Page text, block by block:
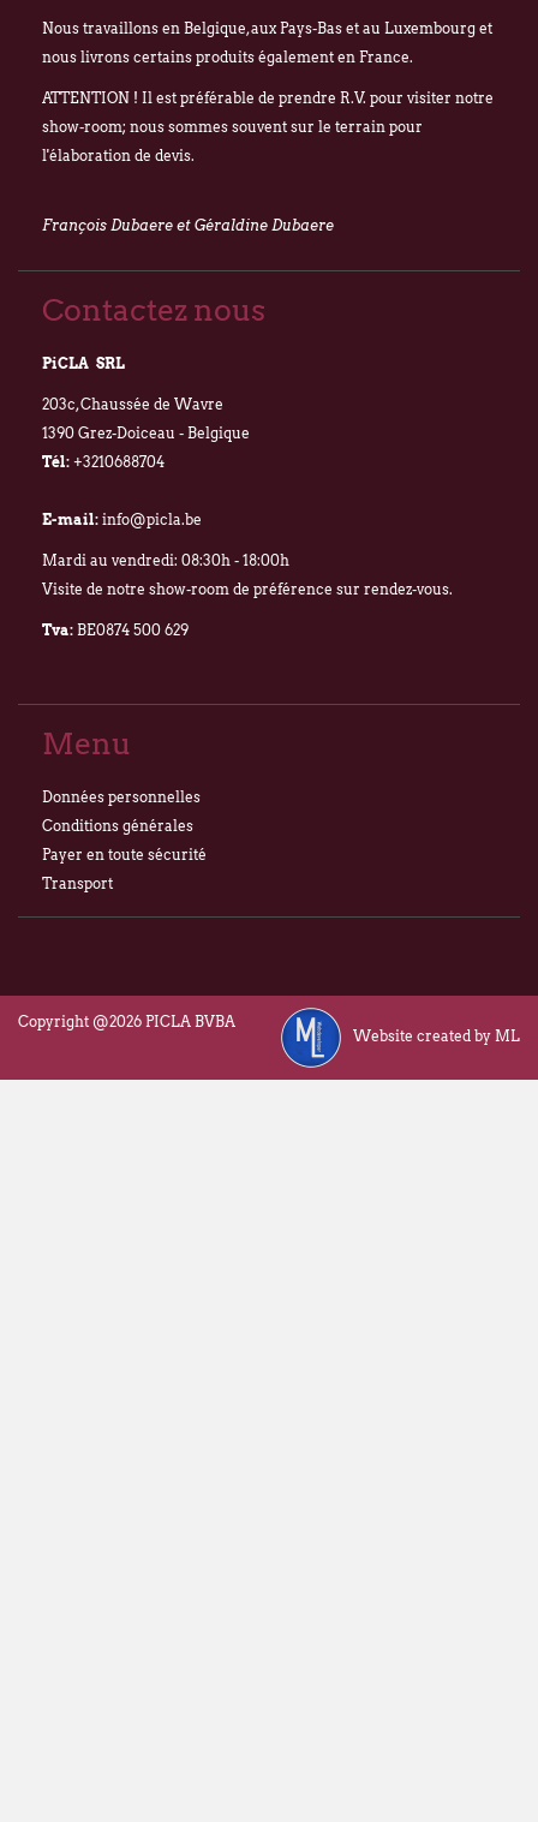
Nous travaillons en Belgique, aux Pays-Bas et au Luxembourg et
nous livrons certains produits également en France.
ATTENTION ! Il est préférable de prendre R.V. pour visiter notre
show-room; nous sommes souvent sur le terrain pour
l'élaboration de devis.
François Dubaere et Géraldine Dubaere
Contactez nous
PiCLA SRL
203c, Chaussée de Wavre
1390 Grez-Doiceau - Belgique
Tél: +3210688704
E-mail: info@picla.be
Mardi au vendredi: 08:30h - 18:00h
Visite de notre show-room de préférence sur rendez-vous.
Tva: BE0874 500 629
Menu
Données personnelles
Conditions générales
Payer en toute sécurité
Transport
Copyright @2026 PICLA BVBA
Website created by ML
Nous mettons tout en œuvre pour
remercions sincèrement pour votre
À partir dulundi 24 août, nous aurons
dans nos nouveaux locaux à l'adresse